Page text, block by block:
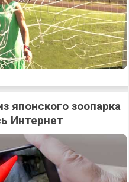
японского зоопарка
Интернет